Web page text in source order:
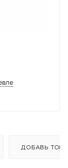
ДОБАВЬ